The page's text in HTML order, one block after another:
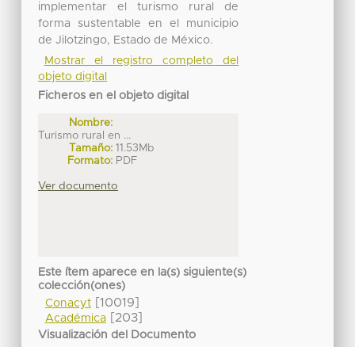
implementar el turismo rural de
forma sustentable en el municipio
de Jilotzingo, Estado de México.
Mostrar el registro completo del
objeto digital
Ficheros en el objeto digital
Nombre:
Turismo rural en ...
Tamaño: 11.53Mb
Formato: PDF
Ver documento
Este ítem aparece en la(s) siguiente(s)
colección(ones)
Conacyt[10019]
Académica[203]
Visualización del Documento